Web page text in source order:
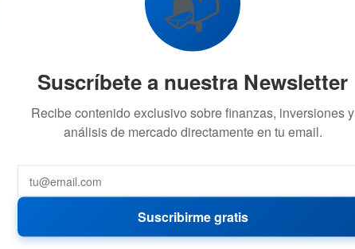
histórica a 10.000 satoshis
19 DE MARZO DE 2021 542
Dificultad de la red de Bitcoin, experimenta
Suscríbete a nuestra Newsletter
Recibe contenido exclusivo sobre finanzas, inversiones y
análisis de mercado directamente en tu email.
Suscribirme gratis